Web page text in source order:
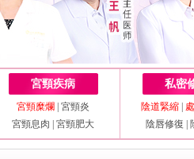
宮頸疾病
宮頸糜爛
宮頸炎
宮頸息肉
宮頸肥大
私密
陰道緊縮
陰唇修復